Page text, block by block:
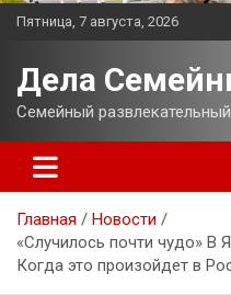
Пятница, 7 августа, 2026
Дела
Семейный
Главная
Новости
«Случилось почти чудо» В
Когда это произойдет в